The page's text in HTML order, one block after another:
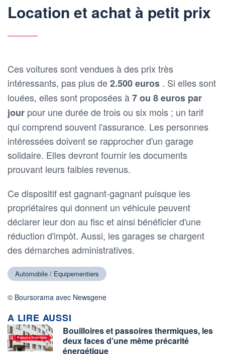
Location et achat à petit prix
Ces voitures sont vendues à des prix très
intéressants, pas plus de2.500 euros . Si elles sont
louées, elles sont proposées à7 ou 8 euros par
jour pour une durée de trois ou six mois ; un tarif
qui comprend souvent l'assurance. Les personnes
intéressées doivent se rapprocher d'un garage
solidaire. Elles devront fournir les documents
prouvant leurs faibles revenus.
Ce dispositif est gagnant-gagnant puisque les
propriétaires qui donnent un véhicule peuvent
déclarer leur don au fisc et ainsi bénéficier d'une
réduction d'impôt. Aussi, les garages se chargent
des démarches administratives.
Automobile / Equipementiers
© Boursorama avec Newsgene
A LIRE AUSSI
Bouilloires et passoires thermiques, les
deux faces d’une même précarité
énergétique